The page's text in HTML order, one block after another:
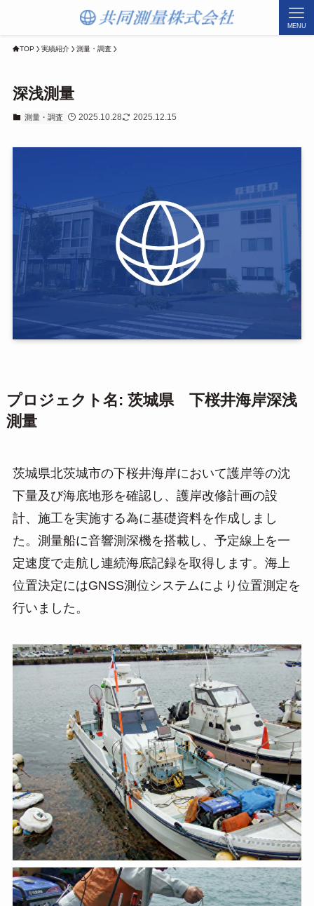
MENU
TOP 実績紹介 測量・調査
深浅測量
測量・調査 2025.10.28 2025.12.15
プロジェクト名: 茨城県 下桜井海岸深浅
測量
茨城県北茨城市の下桜井海岸において護岸等の沈
下量及び海底地形を確認し、護岸改修計画の設
計、施工を実施する為に基礎資料を作成しまし
た。測量船に音響測深機を搭載し、予定線上を一
定速度で走航し連続海底記録を取得します。海上
位置決定にはGNSS測位システムにより位置測定を
行いました。